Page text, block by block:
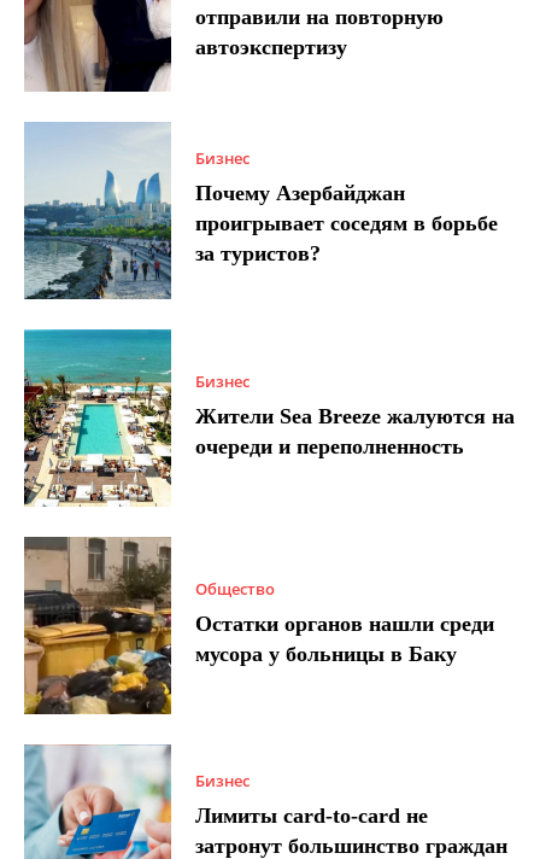
отправили на повторную
автоэкспертизу
Бизнес
Почему Азербайджан
проигрывает соседям в борьбе
за туристов?
Бизнес
Жители Sea Breeze жалуются на
очереди и переполненность
Общество
Остатки органов нашли среди
мусора у больницы в Баку
Бизнес
Лимиты card-to-card не
затронут большинство граждан